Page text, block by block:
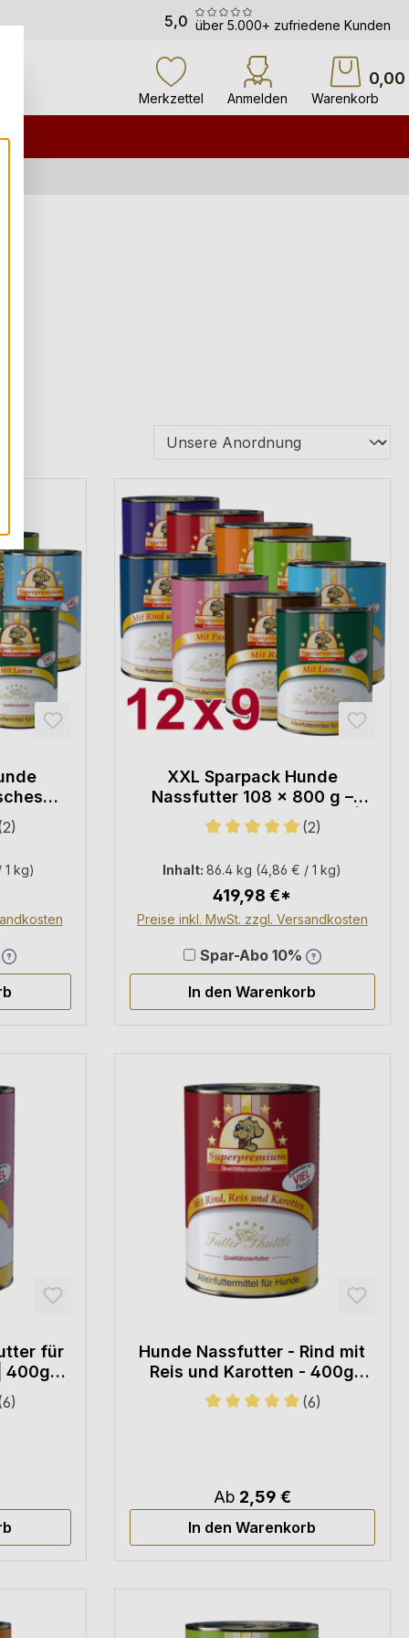
5,0 über 5.000+ zufriedene Kunden
Merkzettel Anmelden Warenkorb
– 108
1 kg)
XXL Sparpack Hunde
Nassfutter 108 × 800 g –
Premium Metzgerqualität |
Alleinfuttermittel für Hunde
(2)
Inhalt:86.4 kg (4,86 € / 1 kg)
419,98 €*
Preise inkl. MwSt. zzgl. Versandkosten
Spar-Abo 10%
In den Warenkorb
für
400g
Hunde Nassfutter - Rind mit
Reis und Karotten - 400g
oder 800g
(6)
Ab 2,59 €
In den Warenkorb